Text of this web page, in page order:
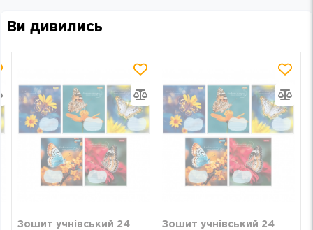
Ви дивились
Зошит учнівський 24
Зошит учнівський 24